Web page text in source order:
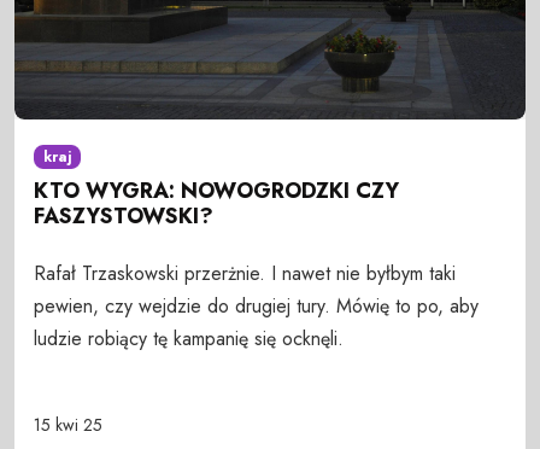
kraj
KTO WYGRA: NOWOGRODZKI CZY
FASZYSTOWSKI?
Rafał Trzaskowski przerżnie. I nawet nie byłbym taki
pewien, czy wejdzie do drugiej tury. Mówię to po, aby
ludzie robiący tę kampanię się ocknęli.
15 kwi 25